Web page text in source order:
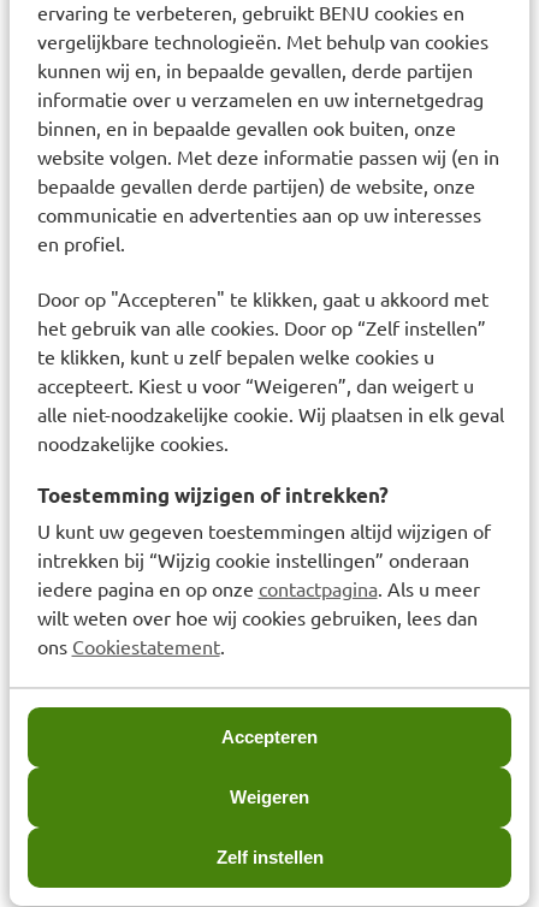
ervaring te verbeteren, gebruikt BENU cookies en
vergelijkbare technologieën. Met behulp van cookies
kunnen wij en, in bepaalde gevallen, derde partijen
informatie over u verzamelen en uw internetgedrag
binnen, en in bepaalde gevallen ook buiten, onze
website volgen. Met deze informatie passen wij (en in
bepaalde gevallen derde partijen) de website, onze
communicatie en advertenties aan op uw interesses
en profiel.
Door op "Accepteren" te klikken, gaat u akkoord met
het gebruik van alle cookies. Door op “Zelf instellen”
te klikken, kunt u zelf bepalen welke cookies u
accepteert. Kiest u voor “Weigeren”, dan weigert u
alle niet-noodzakelijke cookie. Wij plaatsen in elk geval
noodzakelijke cookies.
Toestemming wijzigen of intrekken?
U kunt uw gegeven toestemmingen altijd wijzigen of
intrekken bij “Wijzig cookie instellingen” onderaan
iedere pagina en op onze contactpagina. Als u meer
wilt weten over hoe wij cookies gebruiken, lees dan
ons Cookiestatement.
Accepteren
Weigeren
Zelf instellen
product op basis van uw huidtype:
Droge huid: vermijd reinigingsmiddelen met hoog
alcoholgehalte. Gebruik middelen op basis van crème.
Vette of glimmende huid: kies een reiniger met een lage
pH-waarde. Schuimende of gel reinigers passen het
beste bij uw huid.
Gevoelige huid: kies een basisreiniger zonder
geurstoffen en extra toevoegingen.
make-up verwijdert.
Zweet u veel? Zoek dan een product dat verstopte poriën
tegen gaat. BENU Webshop
verkooptgezichtsreinigingvoor alle huidtypen
van Avène,La Roche-Posay
Dag- en nachtcrème kopen
Om uw gezicht na het reinigen extra te verzorgen, kunt u
crème gebruiken. Deze gezichtsverzorging wordt
opgenomen in uw huid.Dagcrèmeshouden uw huid
overdag in balans en zorgen dat uw huid goed verzorgd
uw huid tijdens de nacht herstelt, hydrateert en verzorgt.
Er zijn ook speciale dag- en nachtcrèmes voor iedere
leeftijd.
pakken beginnende rimpels aan
en verminderen de huidveroudering. BENU Webshop
verkoopt dag- en nachtcrèmes voor een droge, vette,